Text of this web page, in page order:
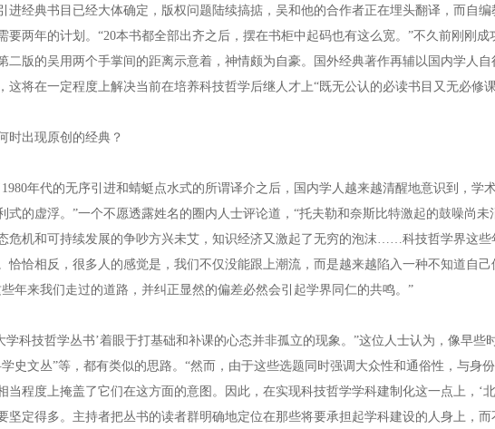
经典书目已经大体确定，版权问题陆续搞掂，吴和他的合作者正在埋头翻译，而自编
要两年的计划。“20本书都全部出齐之后，摆在书柜中起码也有这么宽。”不久前刚刚
二版的吴用两个手掌间的距离示意着，神情颇为自豪。国外经典著作再辅以国内学人
这将在一定程度上解决当前在培养科技哲学后继人才上“既无公认的必读书目又无必修
时出现原创的经典？
年代的无序引进和蜻蜓点水式的所谓译介之后，国内学人越来越清醒地意识到，学
式的虚浮。”一个不愿透露姓名的圈内人士评论道，“托夫勒和奈斯比特激起的鼓噪尚
危机和可持续发展的争吵方兴未艾，知识经济又激起了无穷的泡沫……科技哲学界这些
恰恰相反，很多人的感觉是，我们不仅没能跟上潮流，而是越来越陷入一种不知道自
年来我们走过的道路，并纠正显然的偏差必然会引起学界同仁的共鸣。”
科技哲学丛书’着眼于打基础和补课的心态并非孤立的现象。”这位人士认为，像早些
学史文丛”等，都有类似的思路。“然而，由于这些选题同时强调大众性和通俗性，与身
当程度上掩盖了它们在这方面的意图。因此，在实现科技哲学学科建制化这一点上，‘
坚定得多。主持者把丛书的读者群明确地定位在那些将要承担起学科建设的人身上，